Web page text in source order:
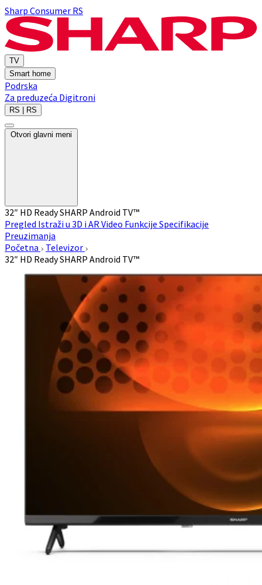
Sharp Consumer RS
TV
Smart home
Podrska
Za preduzeća Digitroni
RS | RS
Otvori glavni meni
32″ HD Ready SHARP Android TV™
Pregled Istraži u 3D i ARVideo Funkcije Specifikacije
Preuzimanja
Početna
Televizor
32″ HD Ready SHARP Android TV™